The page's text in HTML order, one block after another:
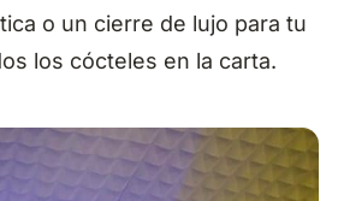
o un cierre de lujo para tu
los cócteles en la carta.